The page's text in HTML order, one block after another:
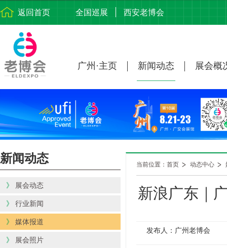
返回首页 全国巡展 西安老博会
广州·主页 新闻动态 展会概
新闻动态
》 展会动态
》 行业新闻
》 媒体报道
》 展会照片
当前位置：首页 动态中心
新浪广东｜
发布人：广州老博会